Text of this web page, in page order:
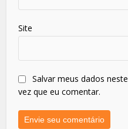
Site
Salvar meus dados
vez que eu comentar.